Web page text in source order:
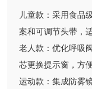
儿童款：采用食品
案和可调节头带，
老人款：优化呼吸
芯更换提示窗，方
运动款：集成防雾